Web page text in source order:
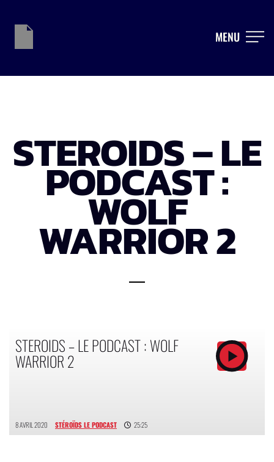
MENU
STEROIDS – LE
PODCAST :
WOLF
WARRIOR 2
STEROIDS – LE PODCAST : WOLF
WARRIOR 2
8 AVRIL 2020 STÉROÏDS LE PODCAST 25:25